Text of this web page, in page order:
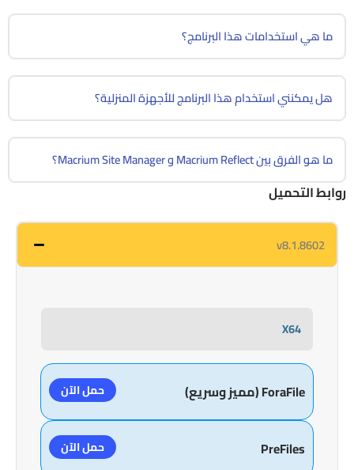
ما هي استخدامات هذا البرنامج؟
هل يمكنني استخدام هذا البرنامج للأجهزة المنزلية؟
ما هو الفرق بين Macrium Reflect و Macrium Site Manager؟
روابط التحميل
v8.1.8602
X64
ForaFile (مميز وسريع) حمل الآن
PreFiles حمل الآن